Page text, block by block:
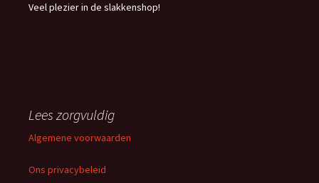
Veel plezier in de slakkenshop!
Lees zorgvuldig
Algemene voorwaarden
Ons privacybeleid